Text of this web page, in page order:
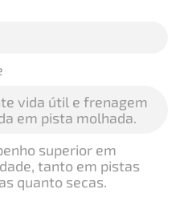
vida útil e frenagem
em pista molhada.
superior em
tanto em pistas
quanto secas.